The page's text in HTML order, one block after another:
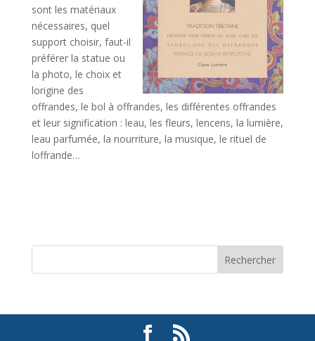
sont les matériaux
nécessaires, quel
support choisir, faut-il
préférer la statue ou
la photo, le choix et
lorigine des
offrandes, le bol à offrandes, les différentes offrandes
et leur signification : leau, les fleurs, lencens, la lumière,
leau parfumée, la nourriture, la musique, le rituel de
loffrande…
Rechercher